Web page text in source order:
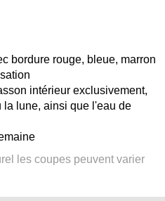
bordure rouge, bleue, marron
intérieur exclusivement,
lune, ainsi que l'eau de
les coupes peuvent varier